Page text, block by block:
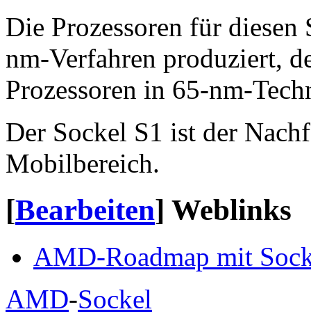
Die Prozessoren für
nm-Verfahren produziert,
Prozessoren in 65-nm-
Der Sockel S1 ist der
Mobilbereich.
[Bearbeiten] Weblinks
AMD-Roadmap mit
AMD-Sockel